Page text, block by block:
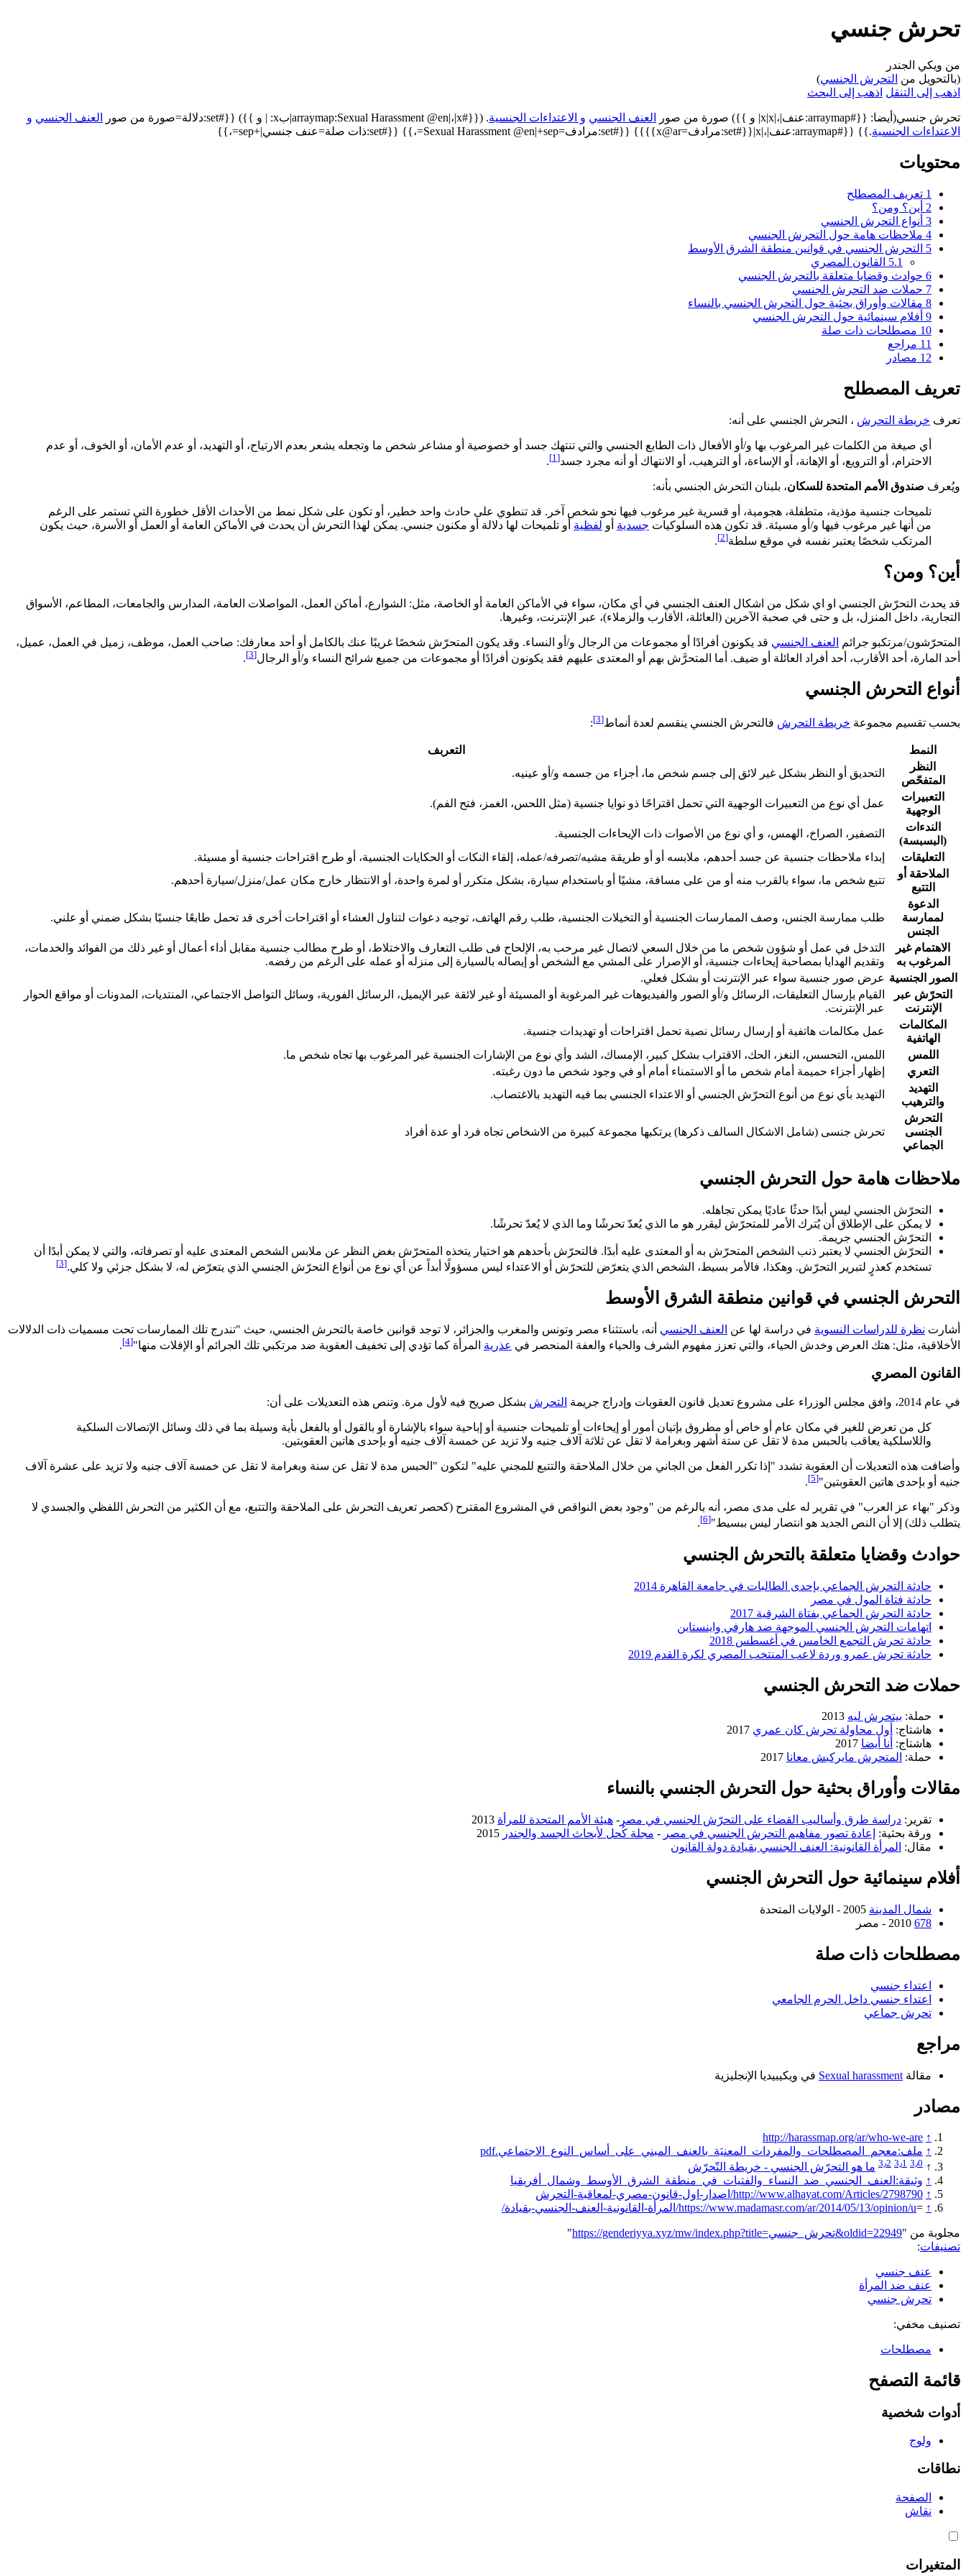
تحرش جنسي
من ويكي الجندر
(بالتحويل من التحرش الجنسي)
اذهب إلى التنقل اذهب إلى البحث
تحرش جنسي(أيضا: {{#arraymap:عنف|،|x|x| و }}) صورة من صور العنف الجنسي و الاعتداءات الجنسية. ({{#arraymap:Sexual Harassment @en|،|x|بx: | و }}) {{#set:دلالة=صورة من صور العنف الجنسي و
الاعتداءات الجنسية.}} {{#arraymap:عنف|،|x|{{#set:مرادف=x@ar}}}} {{#set:مرادف=Sexual Harassment @en|+sep=،}} {{#set:ذات صلة=عنف جنسي|+sep=،}}
محتويات
1 تعريف المصطلح
2 أين؟ ومن؟
3 أنواع التحرش الجنسي
4 ملاحظات هامة حول التحرش الجنسي
5 التحرش الجنسي في قوانين منطقة الشرق الأوسط
5.1 القانون المصري
6 حوادث وقضايا متعلقة بالتحرش الجنسي
7 حملات ضد التحرش الجنسي
8 مقالات وأوراق بحثية حول التحرش الجنسي بالنساء
9 أفلام سينمائية حول التحرش الجنسي
10 مصطلحات ذات صلة
11 مراجع
12 مصادر
تعريف المصطلح
تعرف خريطة التحرش ، التحرش الجنسي على أنه:
أي صيغة من الكلمات غير المرغوب بها و/أو الأفعال ذات الطابع الجنسي والتي تنتهك جسد أو خصوصية أو مشاعر شخص ما وتجعله يشعر بعدم الارتياح، أو التهديد، أو عدم الأمان، أو الخوف، أو عدم
الاحترام، أو الترويع، أو الإهانة، أو الإساءة، أو الترهيب، أو الانتهاك أو أنه مجرد جسد[1]
.
ويُعرف صندوق الأمم المتحدة للسكان، بلبنان التحرش الجنسي بأنه:
تلميحات جنسية مؤذية، متطفلة، هجومية، أو قسرية غير مرغوب فيها نحو شخص آخر. قد تنطوي على حادث واحد خطير، أو تكون على شكل نمط من الأحداث الأقل خطورة التي تستمر على الرغم
من أنها غير مرغوب فيها و/أو مسيئة. قد تكون هذه السلوكيات جسدية أو لفظية أو تلميحات لها دلالة أو مكنون جنسي. يمكن لهذا التحرش أن يحدث في الأماكن العامة أو العمل أو الأسرة، حيث يكون
المرتكب شخصًا يعتبر نفسه في موقع سلطة[2]
.
أين؟ ومن؟
قد يحدث التحرّش الجنسي او اي شكل من اشكال العنف الجنسي في أي مكان، سواء في الأماكن العامة أو الخاصة، مثل: الشوارع، أماكن العمل، المواصلات العامة، المدارس والجامعات، المطاعم، الأسواق
التجارية، داخل المنزل، بل و حتى في صحبة الآخرين (العائلة، الأقارب والزملاء)، عبر الإنترنت، وغيرها.
المتحرّشون/مرتكبو جرائم العنف الجنسي قد يكونون أفرادًا أو مجموعات من الرجال و/أو النساء. وقد يكون المتحرّش شخصًا غريبًا عنك بالكامل أو أحد معارفك: صاحب العمل، موظف، زميل في العمل، عميل،
أحد المارة، أحد الأقارب، أحد أفراد العائلة أو ضيف. أما المتحرَّش بهم أو المعتدى عليهم فقد يكونون أفرادًا أو مجموعات من جميع شرائح النساء و/أو الرجال[3]
.
أنواع التحرش الجنسي
بحسب تقسيم مجموعة خريطة التحرش فالتحرش الجنسي ينقسم لعدة أنماط[3]
:
النمط
التعربف
النظر
المتفحّص
التحديق أو النظر بشكل غير لائق إلى جسم شخص ما، أجزاء من جسمه و/أو عينيه.
التعبيرات
الوجهية
عمل أي نوع من التعبيرات الوجهية التي تحمل اقتراحًا ذو نوايا جنسية (مثل اللحس، الغمز، فتح الفم).
الندءات
(البسبسة)
التصفير، الصراخ، الهمس، و أي نوع من الأصوات ذات الإيحاءات الجنسية.
التعليقات
إبداء ملاحظات جنسية عن جسد أحدهم، ملابسه أو أو طريقة مشيه/تصرفه/عمله، إلقاء النكات أو الحكايات الجنسية، أو طرح اقتراحات جنسية أو مسيئة.
الملاحقة أو
التتبع
تتبع شخص ما، سواء بالقرب منه أو من على مسافة، مشيًا أو باستخدام سيارة، بشكل متكرر أو لمرة واحدة، أو الانتظار خارج مكان عمل/منزل/سيارة أحدهم.
الدعوة
لممارسة
الجنس
طلب ممارسة الجنس، وصف الممارسات الجنسية أو التخيلات الجنسية، طلب رقم الهاتف، توجيه دعوات لتناول العشاء أو اقتراحات أخرى قد تحمل طابعًا جنسيًا بشكل ضمني أو علني.
الاهتمام غير
المرغوب به
التدخل في عمل أو شؤون شخص ما من خلال السعي لاتصال غير مرحب به، الإلحاح فى طلب التعارف والاختلاط، أو طرح مطالب جنسية مقابل أداء أعمال أو غير ذلك من الفوائد والخدمات،
وتقديم الهدايا بمصاحبة إيحاءات جنسية، أو الإصرار على المشي مع الشخص أو إيصاله بالسيارة إلى منزله أو عمله على الرغم من رفضه.
الصور الجنسية عرض صور جنسية سواء عبر الإنترنت أو بشكل فعلي.
التحرّش عبر
الإنترنت
القيام بإرسال التعليقات، الرسائل و/أو الصور والفيديوهات غير المرغوبة أو المسيئة أو غير لائقة عبر الإيميل، الرسائل الفورية، وسائل التواصل الاجتماعي، المنتديات، المدونات أو مواقع الحوار
عبر الإنترنت.
المكالمات
الهاتفية
عمل مكالمات هاتفية أو إرسال رسائل نصية تحمل اقتراحات أو تهديدات جنسية.
اللمس
اللمس، التحسس، النغز، الحك، الاقتراب بشكل كبير، الإمساك، الشد وأي نوع من الإشارات الجنسية غير المرغوب بها تجاه شخص ما.
التعري
إظهار أجزاء حميمة أمام شخص ما أو الاستمناء أمام أو في وجود شخص ما دون رغبته.
التهديد
والترهيب
التهديد بأي نوع من أنوع التحرّش الجنسي أو الاعتداء الجنسي بما فيه التهديد بالاغتصاب.
التحرش
الجنسى
الجماعي
تحرش جنسى (شامل الاشكال السالف ذكرها) يرتكبها مجموعة كبيرة من الاشخاص تجاه فرد أو عدة أفراد
ملاحظات هامة حول التحرش الجنسي
التحرّش الجنسي ليس أبدًا حدثًا عاديًا يمكن تجاهله.
لا يمكن على الإطلاق أن يُترك الأمر للمتحرّش ليقرر هو ما الذي يُعدّ تحرشًا وما الذي لا يُعدّ تحرشًا.
التحرّش الجنسي جريمة.
التحرّش الجنسي لا يعتبر ذنب الشخص المتحرّش به أو المعتدى عليه أبدًا. فالتحرّش بأحدهم هو اختيار يتخذه المتحرّش بغض النظر عن ملابس الشخص المعتدى عليه أو تصرفاته، والتي لا يمكن أبدًا أن
تستخدم كعذرٍ لتبرير التحرّش. وهكذا، فالأمر بسيط، الشخص الذي يتعرّض للتحرّش أو الاعتداء ليس مسؤولًا أبداً عن أي نوع من أنواع التحرّش الجنسي الذي يتعرّض له، لا بشكل جزئي ولا كلي.[3]
التحرش الجنسي في قوانين منطقة الشرق الأوسط
أشارت نظرة للدراسات النسوية في دراسة لها عن العنف الجنسي أنه، باستثناء مصر وتونس والمغرب والجزائر، لا توجد قوانين خاصة بالتحرش الجنسي، حيث "تندرج تلك الممارسات تحت مسميات ذات الدلالات
الأخلاقية، مثل: هتك العرض وخدش الحياء، والتي تعزز مفهوم الشرف والحياء والعفة المنحصر في عذرية المرأة كما تؤدي إلى تخفيف العقوبة ضد مرتكبي تلك الجرائم أو الإفلات منها"[4]
.
القانون المصري
في عام 2014، وافق مجلس الوزراء على مشروع تعديل قانون العقوبات وإدراج جريمة التحرش بشكل صريح فيه لأول مرة. وتنص هذه التعديلات على أن:
كل من تعرض للغير في مكان عام أو خاص أو مطروق بإتيان أمور أو إيحاءات أو تلميحات جنسية أو إباحية سواء بالإشارة أو بالقول أو بالفعل بأية وسيلة بما في ذلك وسائل الإتصالات السلكية
واللاسلكية يعاقب بالحبس مدة لا تقل عن ستة أشهر وبغرامة لا تقل عن ثلاثة آلاف جنيه ولا تزيد عن خمسة آلاف جنيه أو بإحدى هاتين العقوبتين.
وأضافت هذه التعديلات أن العقوبة تشدد "إذا تكرر الفعل من الجاني من خلال الملاحقة والتتبع للمجني عليه" لتكون "الحبس مدة لا تقل عن سنة وبغرامة لا تقل عن خمسة آلاف جنيه ولا تزيد على عشرة آلاف
جنيه أو بإحدى هاتين العقوبتين"[5]
.
وذكر "بهاء عز العرب" في تقرير له على مدى مصر، أنه بالرغم من "وجود بعض النواقص في المشروع المقترح (كحصر تعريف التحرش على الملاحقة والتتبع، مع أن الكثير من التحرش اللفظي والجسدي لا
يتطلب ذلك) إلا أن النص الجديد هو انتصار ليس ببسيط"[6]
.
حوادث وقضايا متعلقة بالتحرش الجنسي
حادثة التحرش الجماعي بإحدى الطالبات في جامعة القاهرة 2014
حادثة فتاة المول في مصر
حادثة التحرش الجماعي بفتاة الشرقية 2017
اتهامات التحرش الجنسي الموجهة ضد هارفي واينستاين
حادثة تحرش التجمع الخامس في أغسطس 2018
حادثة تحرش عمرو وردة لاعب المنتخب المصري لكرة القدم 2019
حملات ضد التحرش الجنسي
حملة: بيتحرش ليه
هاشتاج: أول محاولة تحرش كان عمري
هاشتاج: أنا أيضا
حملة: المتحرش مايركبش معانا
مقالات وأوراق بحثية حول التحرش الجنسي بالنساء
تقرير: دراسة طرق وأساليب القضاء على التحرّش الجنسي في مصر - هيئة الأمم المتحدة للمرأة
ورقة بحثية:
إعادة تصور مفاهيم التحرش الجنسي في مصر - مجلة كُحل لأبحاث الجسد والجندر
مقال: المرأة القانونية: العنف الجنسي بقيادة دولة القانون
أفلام سينمائية حول التحرش الجنسي
شمال المدينة
678
مصطلحات ذات صلة
اعتداء جنسي
اعتداء جنسي داخل الحرم الجامعي
تحرش جماعي
مراجع
مقالة Sexual harassment في ويكيبيديا الإنجليزية
مصادر
↑
http://harassmap.org/ar/who-we-are
↑ ملف:معجم_المصطلحات_والمفردات_المعنيَة_بالعنف_المبني_على_أساس_النوع_الاجتماعي.pdf
↑ 3٫0 3٫1 3٫2 ما هو التحرّش الجنسي - خريطة التّحرّش
↑ وثيقة:العنف_الجنسي_ضد_النساء_والفتيات_في_منطقة_الشرق_الأوسط_وشمال_أفريقيا
↑ http://www.alhayat.com/Articles/2798790/اصدار-اول-قانون-مصري-لمعاقبة-التحرش
↑
=https://www.madamasr.com/ar/2014/05/13/opinion/u/المرأة-القانونية-العنف-الجنسي-بقيادة/
مجلوبة من "https://genderiyya.xyz/mw/index.php?title=تحرش_جنسي&oldid=22949
"
تصنيفات:
عنف جنسي
عنف ضد المرأة
تحرش جنسي
تصنيف مخفي:
مصطلحات
قائمة التصفح
أدوات شخصية
ولوج
نطاقات
الصفحة
نقاش
المتغيرات